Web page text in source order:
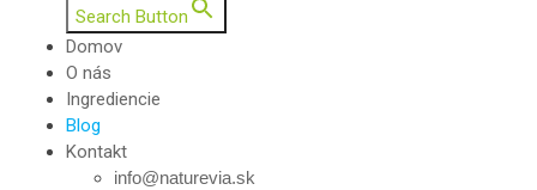
Search Button
Domov
O nás
Ingrediencie
Blog
Kontakt
info@naturevia.sk